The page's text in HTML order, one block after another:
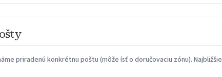
priradenú konkrétnu poštu (môže ísť o doručovaciu zónu). Najbližšie